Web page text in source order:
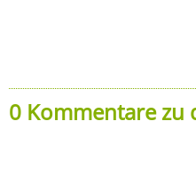
0 Kommentare zu